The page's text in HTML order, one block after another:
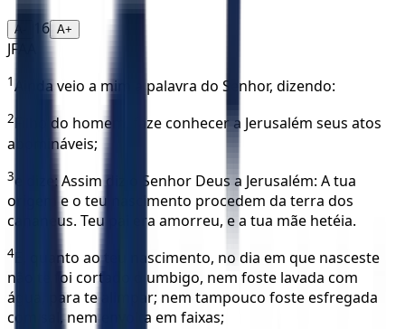
A- 16 A+
JFAA
1Ainda veio a mim a palavra do Senhor, dizendo:
2Filho do homem, faze conhecer a Jerusalém seus atos
abomináveis;
3e dize: Assim diz o Senhor Deus a Jerusalém: A tua
origem e o teu nascimento procedem da terra dos
cananeus. Teu pai era amorreu, e a tua mãe hetéia.
4
E, quanto ao teu nascimento, no dia em que nasceste
não te foi cortado o umbigo, nem foste lavada com
água, para te alimpar; nem tampouco foste esfregada
com sal, nem envolta em faixas;